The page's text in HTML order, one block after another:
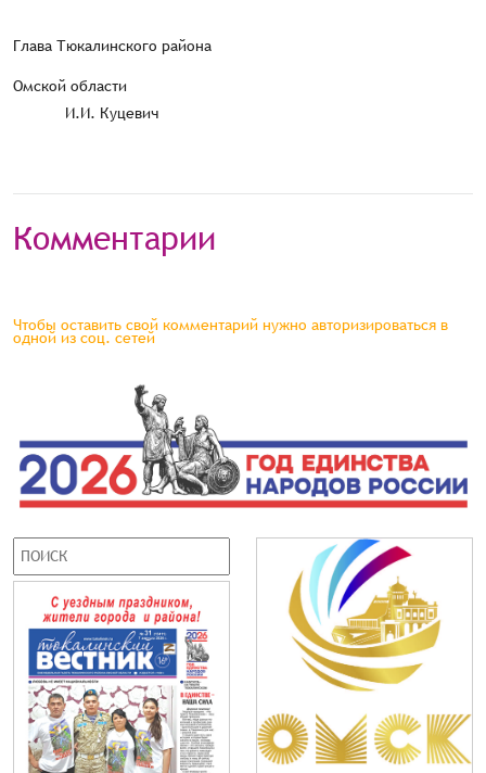
Глава Тюкалинского района
Омской области
И.И. Куцевич
Комментарии
Чтобы оставить свой комментарий нужно авторизироваться в
одной из соц. сетей